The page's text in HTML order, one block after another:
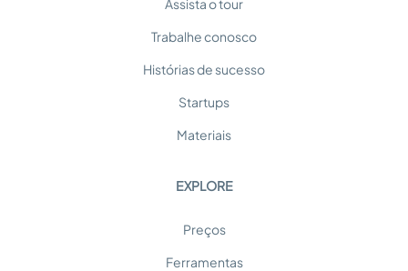
Assista o tour
Trabalhe conosco
Histórias de sucesso
Startups
Materiais
EXPLORE
Preços
Ferramentas